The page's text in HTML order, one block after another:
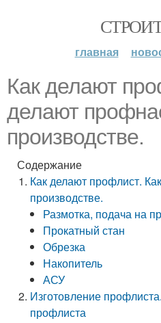
главная
Как делают
делают
производстве.
Содержание
Как делают профлист.
производстве.
Размотка, подача на
Прокатный стан
Обрезка
Накопитель
АСУ
Изготовление
профлиста